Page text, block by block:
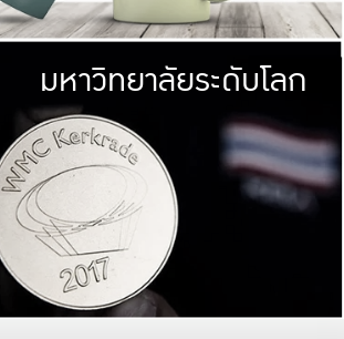
มหาวิทยา
พร้อมที่จ
และผลักดันในการใช้ระบบส
เพื่อการทำงานแ
มหาวิทยาลัยระดับโลก